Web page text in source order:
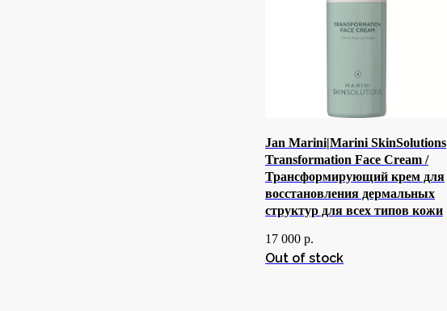
Jan Marini|Marini SkinSolutions
Transformation Face Cream /
Трансформирующий крем для
восстановления дермальных
структур для всех типов кожи
17 000 р.
Out of stock